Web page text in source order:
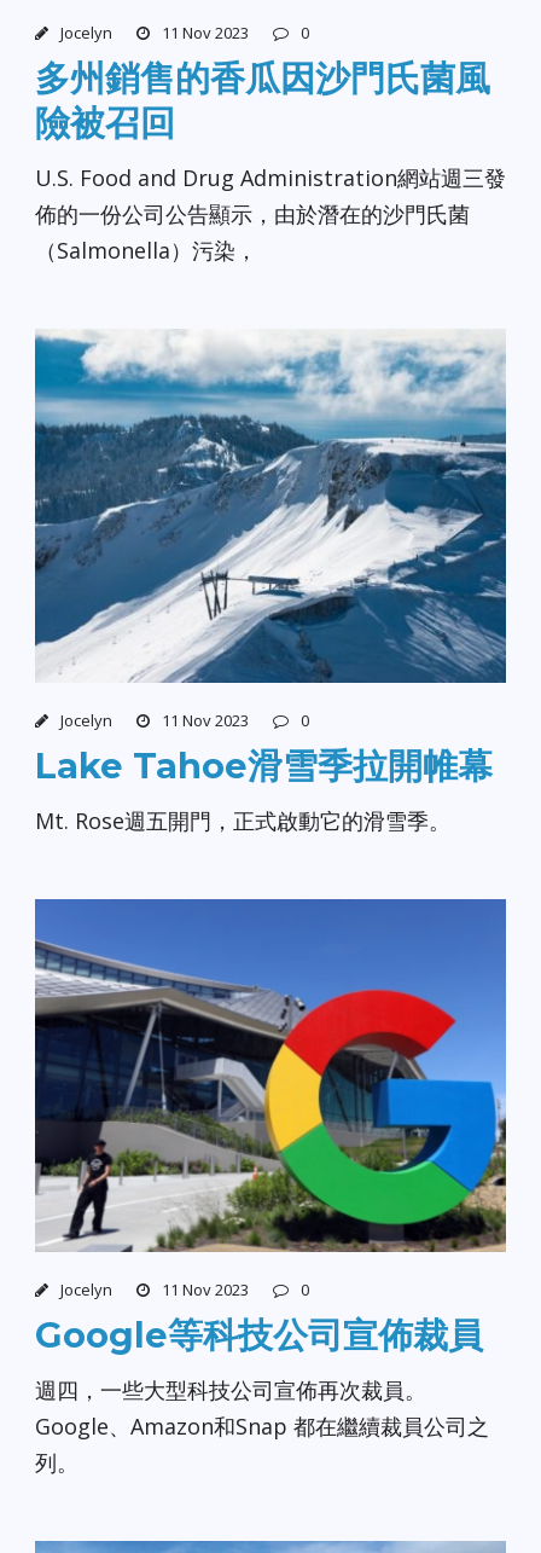
Jocelyn 11 Nov 2023 0
多州銷售的香瓜因沙門氏菌風
險被召回
U.S. Food and Drug Administration網站週三發
佈的一份公司公告顯示，由於潛在的沙門氏菌
（Salmonella）污染，
Jocelyn 11 Nov 2023 0
Lake Tahoe滑雪季拉開帷幕
Mt. Rose週五開門，正式啟動它的滑雪季。
Jocelyn 11 Nov 2023 0
Google等科技公司宣佈裁員
週四，一些大型科技公司宣佈再次裁員。
Google、Amazon和Snap 都在繼續裁員公司之
列。